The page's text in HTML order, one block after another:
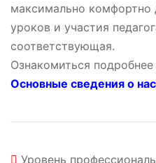
максимально комфортно
уроков и участия
соответствующая.
Ознакомиться
Основные сведения о нас
Уровень